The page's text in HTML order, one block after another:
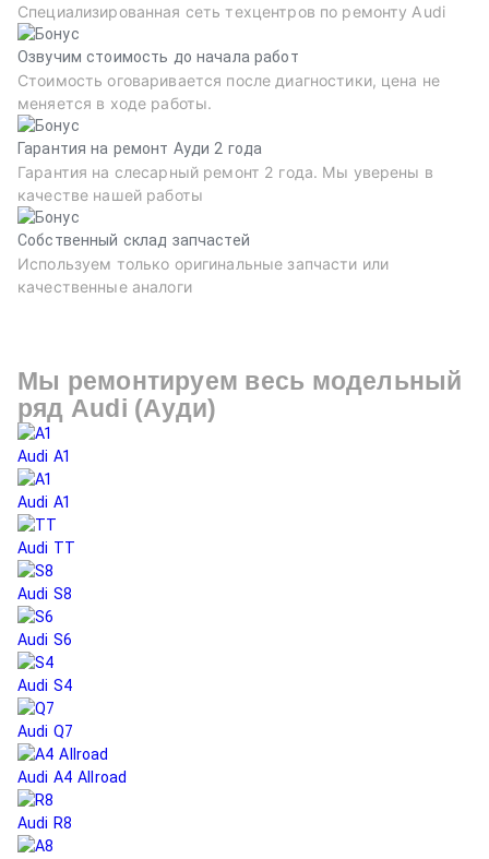
Специализированная сеть техцентров по ремонту Audi
Озвучим стоимость до начала работ
Стоимость оговаривается после диагностики, цена не
меняется в ходе работы.
Гарантия на ремонт Ауди 2 года
Гарантия на слесарный ремонт 2 года. Мы уверены в
качестве нашей работы
Собственный склад запчастей
Используем только оригинальные запчасти или
качественные аналоги
Мы ремонтируем весь модельный
ряд Audi (Ауди)
Audi A1
Audi A1
Audi TT
Audi S8
Audi S6
Audi S4
Audi Q7
Audi A4 Allroad
Audi R8